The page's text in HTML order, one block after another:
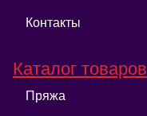
Контакты
Каталог товаров
Пряжа